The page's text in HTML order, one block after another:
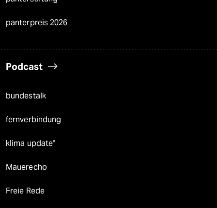
panterpreis 2026
Podcast
bundestalk
fernverbindung
klima update°
Mauerecho
Freie Rede